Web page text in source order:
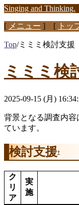
Singing and Thinking.
[ メニュー ] [ トッ
Top/ミミミ検討支援
ミミミ検
2025-09-15 (月)
背景となる調査内容
ています。
検討支援†
ク
リ
ア
実
施